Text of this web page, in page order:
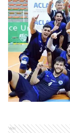
Ads